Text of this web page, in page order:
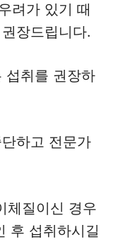
려가 있기 때
장드립니다.
섭취를 권장하
하고 전문가
체질이신 경우
후 섭취하시길